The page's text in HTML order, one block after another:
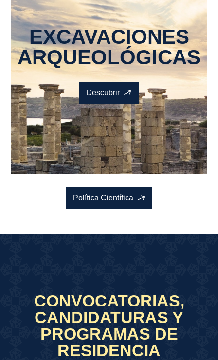
EXCAVACIONES
ARQUEOLÓGICAS
Descubrir
Política Científica
CONVOCATORIAS,
CANDIDATURAS Y
PROGRAMAS DE
RESIDENCIA